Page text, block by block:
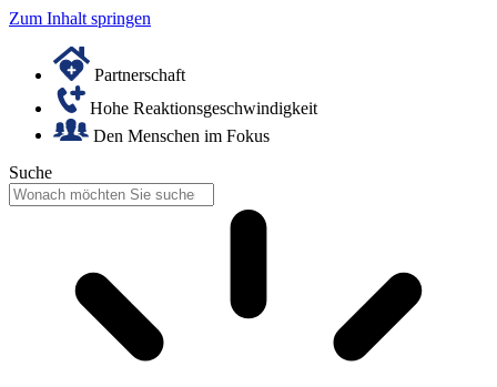
Zum Inhalt springen
Partnerschaft
Hohe Reaktionsgeschwindigkeit
Den Menschen im Fokus
Suche